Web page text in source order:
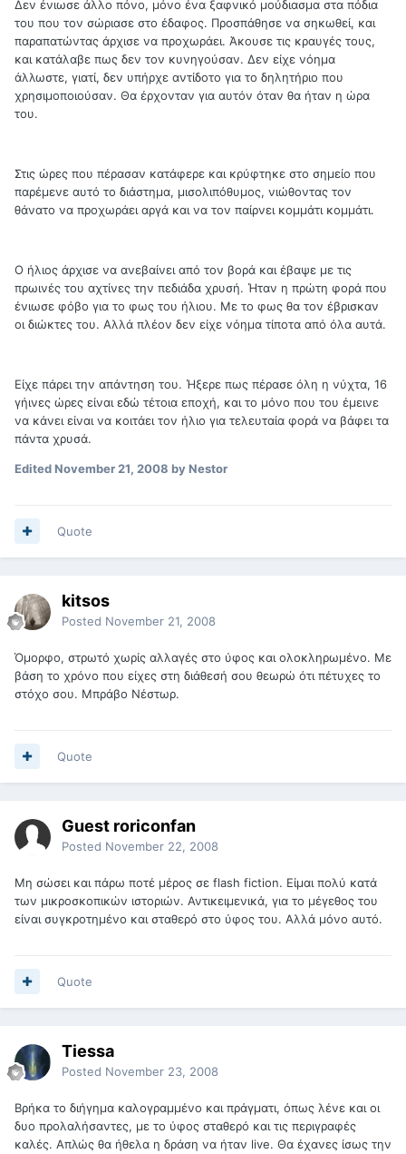
Δεν ένιωσε άλλο πόνο, μόνο ένα ξαφνικό μούδιασμα στα πόδια
του που τον σώριασε στο έδαφος. Προσπάθησε να σηκωθεί, και
παραπατώντας άρχισε να προχωράει. Άκουσε τις κραυγές τους,
και κατάλαβε πως δεν τον κυνηγούσαν. Δεν είχε νόημα
άλλωστε, γιατί, δεν υπήρχε αντίδοτο για το δηλητήριο που
χρησιμοποιούσαν. Θα έρχονταν για αυτόν όταν θα ήταν η ώρα
του.
Στις ώρες που πέρασαν κατάφερε και κρύφτηκε στο σημείο που
παρέμενε αυτό το διάστημα, μισολιπόθυμος, νιώθοντας τον
θάνατο να προχωράει αργά και να τον παίρνει κομμάτι κομμάτι.
Ο ήλιος άρχισε να ανεβαίνει από τον βορά και έβαψε με τις
πρωινές του αχτίνες την πεδιάδα χρυσή. Ήταν η πρώτη φορά που
ένιωσε φόβο για το φως του ήλιου. Με το φως θα τον έβρισκαν
οι διώκτες του. Αλλά πλέον δεν είχε νόημα τίποτα από όλα αυτά.
Είχε πάρει την απάντηση του. Ήξερε πως πέρασε όλη η νύχτα, 16
γήινες ώρες είναι εδώ τέτοια εποχή, και το μόνο που του έμεινε
να κάνει είναι να κοιτάει τον ήλιο για τελευταία φορά να βάφει τα
πάντα χρυσά.
EditedNovember 21, 2008 by Nestor
Quote
kitsos
Posted November 21, 2008
Όμορφο, στρωτό χωρίς αλλαγές στο ύφος και ολοκληρωμένο. Με
βάση το χρόνο που είχες στη διάθεσή σου θεωρώ ότι πέτυχες το
στόχο σου. Μπράβο Νέστωρ.
Quote
Guest roriconfan
Posted November 22, 2008
Μη σώσει και πάρω ποτέ μέρος σε flash fiction. Είμαι πολύ κατά
των μικροσκοπικών ιστοριών. Αντικειμενικά, για το μέγεθος του
είναι συγκροτημένο και σταθερό στο ύφος του. Αλλά μόνο αυτό.
Quote
Tiessa
Posted November 23, 2008
Βρήκα το διήγημα καλογραμμένο και πράγματι, όπως λένε και οι
δυο προλαλήσαντες, με το ύφος σταθερό και τις περιγραφές
καλές. Απλώς θα ήθελα η δράση να ήταν live. Θα έχανες ίσως την